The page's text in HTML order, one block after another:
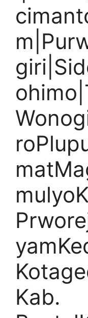
Kab.